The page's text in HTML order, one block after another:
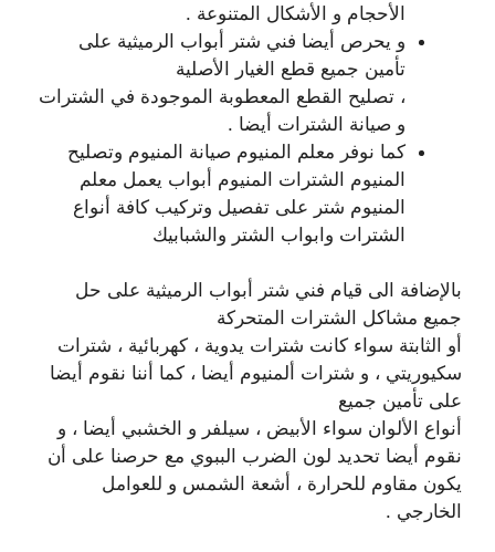
الأحجام و الأشكال المتنوعة .
و يحرص أيضا فني شتر أبواب الرميثية على
تأمين جميع قطع الغيار الأصلية
، تصليح القطع المعطوبة الموجودة في الشترات
و صيانة الشترات أيضا .
كما نوفر معلم المنيوم صيانة المنيوم وتصليح
المنيوم الشترات المنيوم أبواب يعمل معلم
المنيوم شتر على تفصيل وتركيب كافة أنواع
الشترات وابواب الشتر والشبابيك
بالإضافة الى قيام فني شتر أبواب الرميثية على حل
جميع مشاكل الشترات المتحركة
أو الثابتة سواء كانت شترات يدوية ، كهربائية ، شترات
سكيوريتي ، و شترات ألمنيوم أيضا ، كما أننا نقوم أيضا
على تأمين جميع
أنواع الألوان سواء الأبيض ، سيلفر و الخشبي أيضا ، و
نقوم أيضا تحديد لون الضرب الببوي مع حرصنا على أن
يكون مقاوم للحرارة ، أشعة الشمس و للعوامل
الخارجي .